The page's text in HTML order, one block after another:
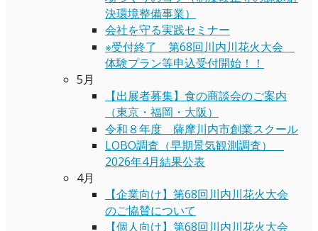
決環境整備事業）
会社を守る実践セミナー
※受付終了 第68回川内川花火大会
体験プラン等申込受付開始！！
5月
【出展者募集】食の商談会のご案内
（東京・福岡・大阪）
令和８年度 薩摩川内市創業スクール
LOBO調査（早期景気観測調査）
2026年4月結果公表
4月
【企業向け】第68回川内川花火大会
のご協賛について
【個人向け】第68回川内川花火大会